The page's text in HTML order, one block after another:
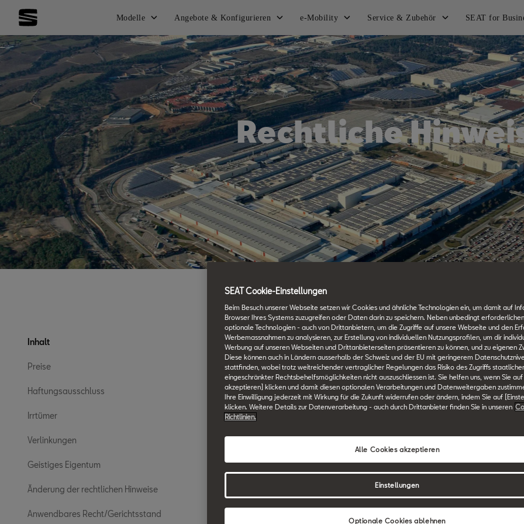
Modelle Angebote & Konfigurieren e-Mobility Service & Zubehör SEAT for
Rechtliche
Inhalt
Preise
Haftungsausschluss
Irrtümer
Verlinkungen
Geistiges Eigentum
Änderung der rechtlichen Hinweise
Anwendbares Recht/Gerichtsstand
Version vom 4. Dezember 2020
Durch den Zugriff und die Verwendung der
aufgeführten Bestimmungen ohne
an. Der Zugriff auf die Webseite unterliegt sowohl
rechtlichen Hinweisen als auch den derzeit gültigen
Inhalt
SEAT Cookie-Einstellungen
Beim Besuch unserer Webseite setzen wir Cookies und ähnliche Technologien ein, um damit auf
Browser Ihres Systems zuzugreifen oder Daten darin zu speichern. Neben unbedingt
optionale Technologien - auch von Drittanbietern, um die Zugriffe auf unsere Webseite und den
Werbemassnahmen zu analysieren, zur Erstellung von individuellen Nutzungsprofilen, um dir
Werbung auf unseren Webseiten und Drittanbieterseiten präsentieren zu können, und zu eigenen
Diese können auch in Ländern ausserhalb der Schweiz und der EU mit geringerem
stattfinden, wobei trotz weitreichender vertraglicher Regelungen das Risiko des Zugriffs
eingeschränkter Rechtsbehelfsmöglichkeiten nicht auszuschliessen ist. Sie helfen uns, wenn Sie
akzeptieren] klicken und damit diesen optionalen Verarbeitungen und Datenweitergaben
Ihre Einwilligung jederzeit mit Wirkung für die Zukunft widerrufen oder ändern, indem Sie auf
klicken. Weitere Details zur Datenverarbeitung - auch durch Drittanbieter finden Sie in unseren
Richtlinien.
Optionale Cookies ablehnen
Alle Cookies akzeptieren
Einstellungen